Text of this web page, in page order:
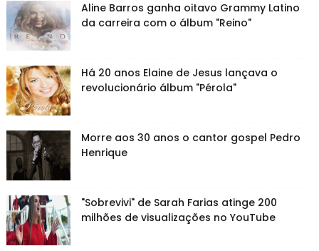
Aline Barros ganha oitavo Grammy Latino
da carreira com o álbum "Reino"
Há 20 anos Elaine de Jesus lançava o
revolucionário álbum "Pérola"
Morre aos 30 anos o cantor gospel Pedro
Henrique
"Sobrevivi" de Sarah Farias atinge 200
milhões de visualizações no YouTube